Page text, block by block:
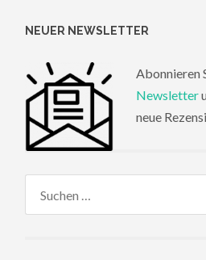
NEUER NEWSLETTER
Abonnieren
Newsletter
neue